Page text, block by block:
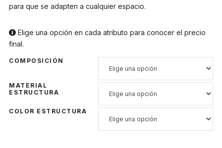
para que se adapten a cualquier espacio.
Elige una opción en cada atributo para conocer el precio
final.
COMPOSICIÓN
MATERIAL
ESTRUCTURA
COLOR ESTRUCTURA